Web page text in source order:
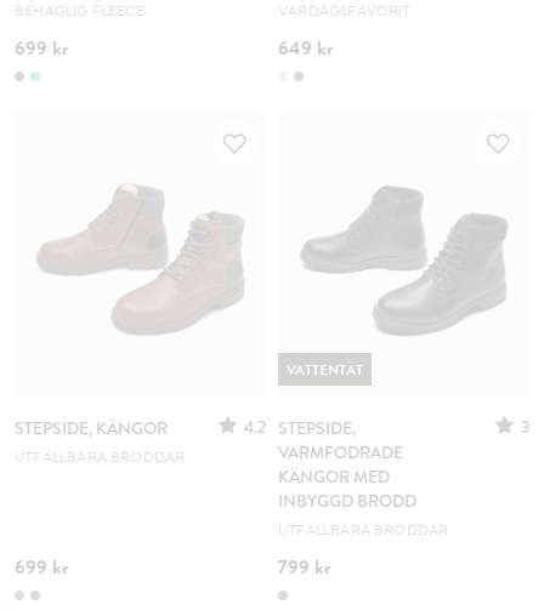
BEHAGLIG FLEECE
699 kr
VARDAGSFAVORIT
649 kr
STEPSIDE, KÄNGOR 4.2
UTFÄLLBARA BRODDAR
699 kr
STEPSIDE,
VARMFODRADE
KÄNGOR MED
INBYGGD BRODD
3
UTFÄLLBARA BRODDAR
799 kr
VATTENTÄT